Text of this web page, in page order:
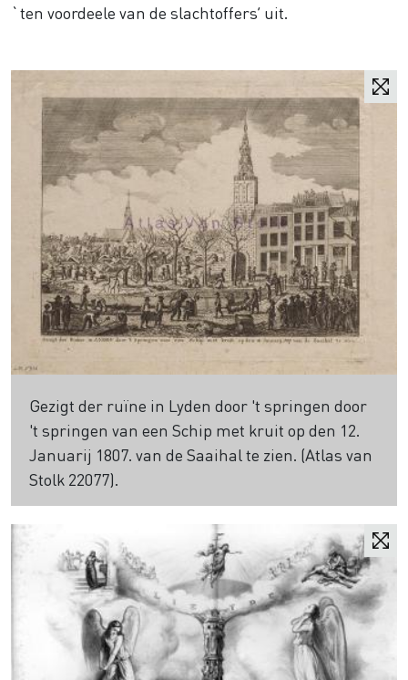
`ten voordeele van de slachtoffers’ uit.
Gezigt der ruïne in Lyden door 't springen door
't springen van een Schip met kruit op den 12.
Januarij 1807. van de Saaihal te zien. (Atlas van
Stolk 22077).